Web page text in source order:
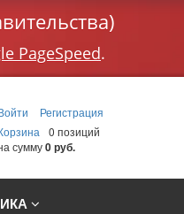
PageSpeed.
Регистрация
0 позиций
сумму0 руб.